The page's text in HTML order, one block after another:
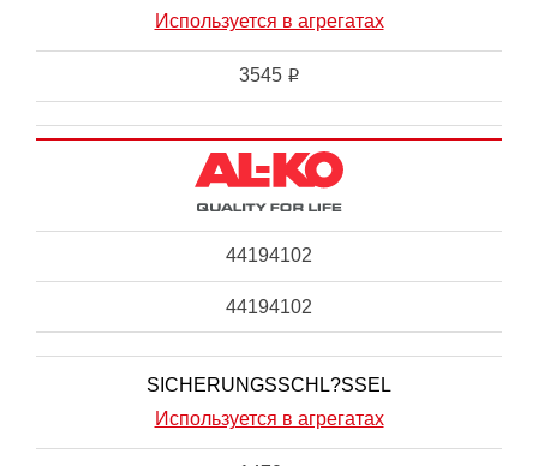
Используется в агрегатах
3545 i
44194102
44194102
SICHERUNGSSCHL?SSEL
Используется в агрегатах